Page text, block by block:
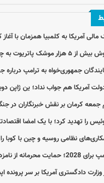
آمریکا به کلمبیا همزمان با آغاز
به چند کشور عربی را تائید کرد
جمهوری‌خواه به ترامپ درباره
آمریکا هم جواب نداد؛ ین ژاپن
جمعه کرمان بر نقش خبرنگاران در
را تهدید کرد؛ با یک امضا
نظامی روسیه و چین با
از نامزدی جی‌دی ونس
دادگستری آمریکا بر سر پرونده